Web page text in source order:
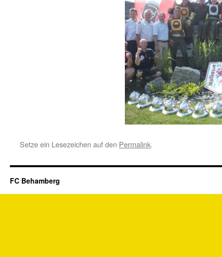
Setze ein Lesezeichen auf den Permalink.
FC Behamberg